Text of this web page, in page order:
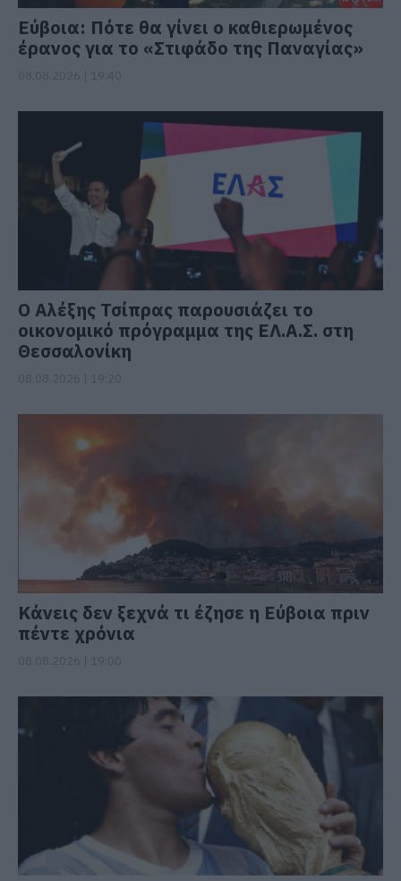
Εύβοια: Πότε θα γίνει ο καθιερωμένος
έρανος για το «Στιφάδο της Παναγίας»
Ο Αλέξης Τσίπρας παρουσιάζει το
οικονομικό πρόγραμμα της ΕΛ.Α.Σ. στη
Θεσσαλονίκη
Κάνεις δεν ξεχνά τι έζησε η Εύβοια πριν
πέντε χρόνια